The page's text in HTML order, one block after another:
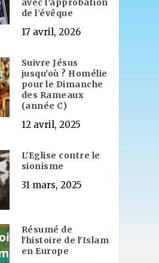
de l’évêque
17 avril, 2026
Suivre Jésus
jusqu'où ? Homélie
pour le Dimanche
des Rameaux
(année C)
12 avril, 2025
L'Eglise contre le
sionisme
31 mars, 2025
Résumé de
l'histoire de l'Islam
en Europe